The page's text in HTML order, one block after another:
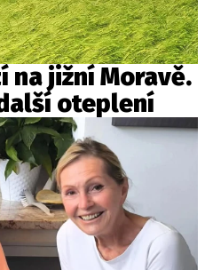
na jižní Moravě.
oteplení